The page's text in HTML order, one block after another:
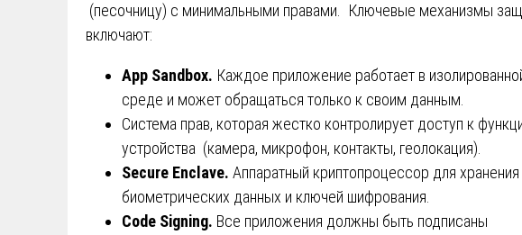
(песочницу) с минимальными правами. Ключевые механизмы
включают:
App Sandbox. Каждое приложение работает в
среде и может обращаться только к своим данным.
Система прав, которая жестко контролирует доступ к
устройства (камера, микрофон, контакты, геолокация).
Secure Enclave. Аппаратный криптопроцессор для хранения
биометрических данных и ключей шифрования.
Code Signing. Все приложения должны быть подписаны